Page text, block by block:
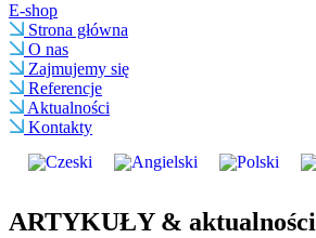
E-shop
Strona główna
O nas
Zajmujemy się
Referencje
Aktualności
Kontakty
ARTYKUŁY & aktualności